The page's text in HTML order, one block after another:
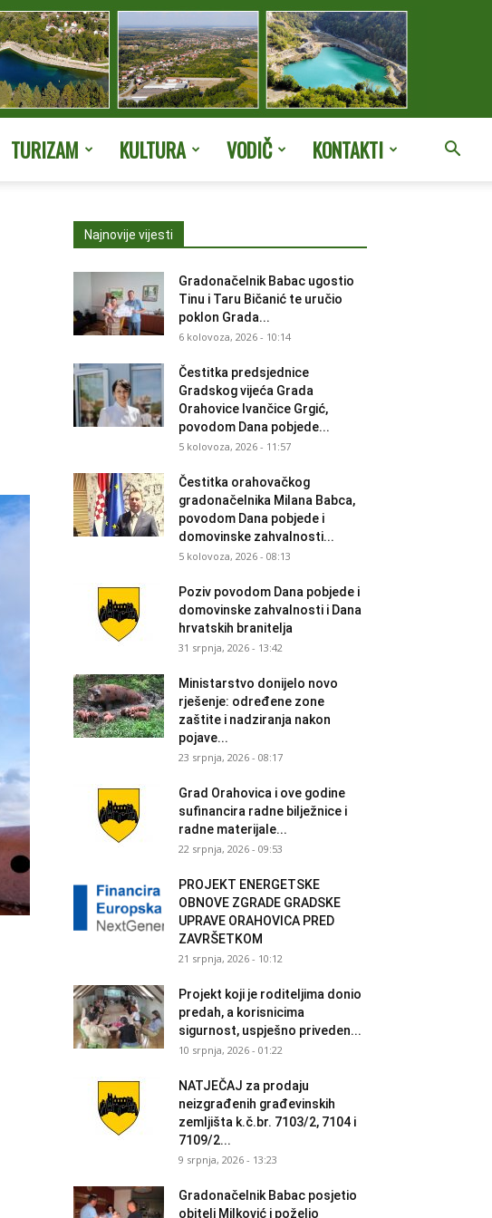
TURIZAM KULTURA VODIČ KONTAKTI
Najnovije vijesti
Gradonačelnik Babac ugostio
Tinu i Taru Bičanić te uručio
poklon Grada...
6 kolovoza, 2026 - 10:14
Čestitka predsjednice
Gradskog vijeća Grada
Orahovice Ivančice Grgić,
povodom Dana pobjede...
5 kolovoza, 2026 - 11:57
Čestitka orahovačkog
gradonačelnika Milana Babca,
povodom Dana pobjede i
domovinske zahvalnosti...
5 kolovoza, 2026 - 08:13
Poziv povodom Dana pobjede i
domovinske zahvalnosti i Dana
hrvatskih branitelja
31 srpnja, 2026 - 13:42
Ministarstvo donijelo novo
rješenje: određene zone
zaštite i nadziranja nakon
pojave...
23 srpnja, 2026 - 08:17
Grad Orahovica i ove godine
sufinancira radne bilježnice i
radne materijale...
22 srpnja, 2026 - 09:53
PROJEKT ENERGETSKE
OBNOVE ZGRADE GRADSKE
UPRAVE ORAHOVICA PRED
ZAVRŠETKOM
21 srpnja, 2026 - 10:12
Projekt koji je roditeljima donio
predah, a korisnicima
sigurnost, uspješno priveden...
10 srpnja, 2026 - 01:22
NATJEČAJ za prodaju
neizgrađenih građevinskih
zemljišta k.č.br. 7103/2, 7104 i
7109/2...
9 srpnja, 2026 - 13:23
Gradonačelnik Babac posjetio
obitelj Milković i poželio